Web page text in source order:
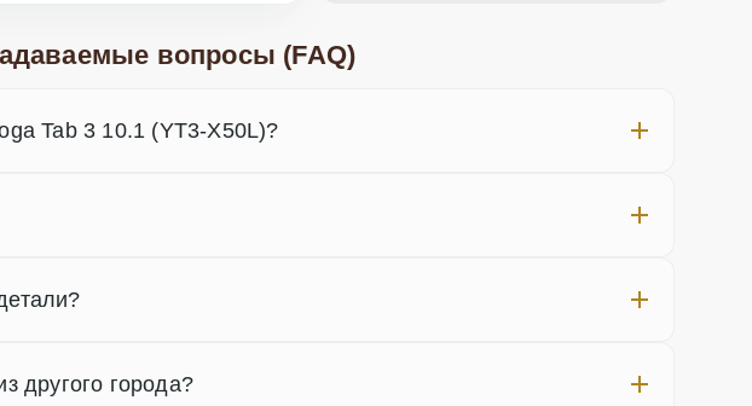
вопросы (FAQ)
Tab 3 10.1 (YT3-X50L)?
другого города?